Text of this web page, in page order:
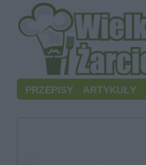
PRZEPISY ARTYKUŁY